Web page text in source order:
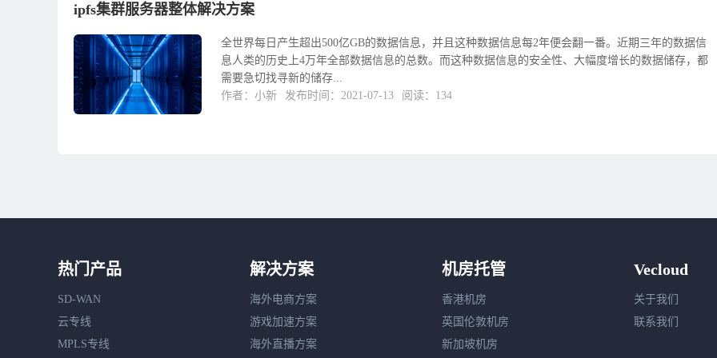
ipfs集群服务器整体解决方案
全世界每日产生超出500亿GB的数据信息，并且这种数据信息每2年便会翻一番。近期三年的数据信
息人类的历史上4万年全部数据信息的总数。而这种数据信息的安全性、大幅度增长的数据储存，都
需要急切找寻新的储存...
作者：小新
发布时间：2021-07-13 阅读：134
热门产品
SD-WAN
云专线
MPLS专线
解决方案
海外电商方案
游戏加速方案
海外直播方案
机房托管
香港机房
英国伦敦机房
新加坡机房
Vecloud
关于我们
联系我们